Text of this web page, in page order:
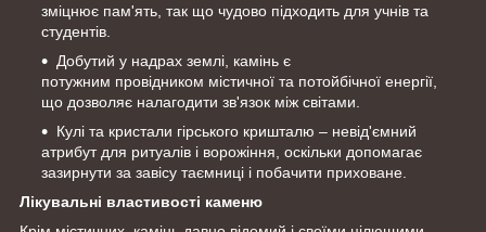
зміцнює пам'ять, так що чудово підходить для учнів та
студентів.
Добутий у надрах землі, камінь є
потужним провідником містичної та потойбічної енергії,
що дозволяє налагодити зв'язок між світами.
Кулі та кристали гірського кришталю – невід'ємний
атрибут для ритуалів і ворожіння, оскільки допомагає
зазирнути за завісу таємниці і побачити приховане.
Лікувальні властивості каменю